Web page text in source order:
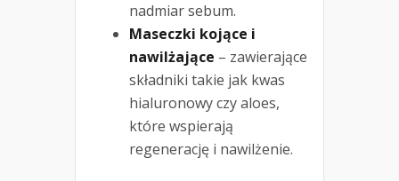
nadmiar sebum.
Maseczki kojące i
nawilżające – zawierające
składniki takie jak kwas
hialuronowy czy aloes,
które wspierają
regenerację i nawilżenie.